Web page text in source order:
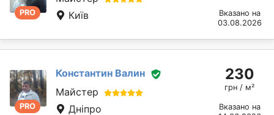
PRO
Київ
Вказано на
03.08.2026
PRO
Константин Валин
Майстер
Дніпро
230
грн / м²
Вказано на